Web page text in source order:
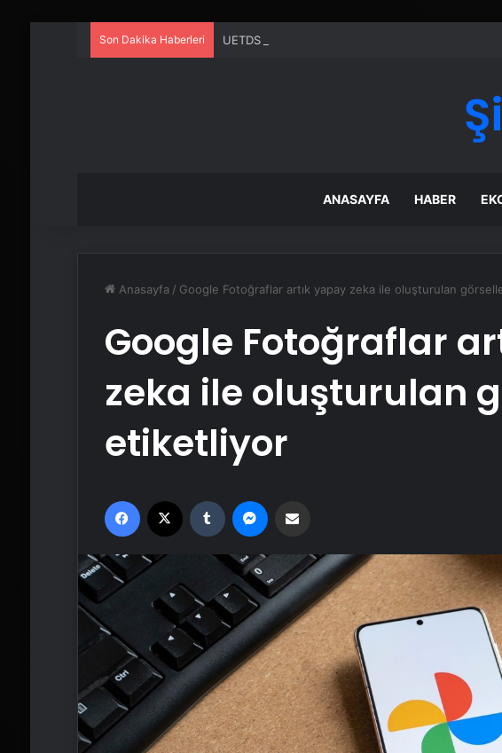
Son Dakika Haberleri UETDS Nedir ? Uetds.com İle Akıllı Dijital Taşımacılık
ANASAYFA HABER
Anasayfa / Google Fotoğraflar artık yapay zeka ile oluşturulan
Google Fotoğraflar
zeka ile oluşturulan
etiketliyor
Facebook Tumblr